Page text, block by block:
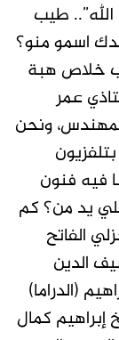
الله”.. طيب
اسمو منو؟
خلاص هبة
عمر
ونحن
فيه فنون
يد من؟ كم
الفاتح
الدين
(الدراما)
كمال